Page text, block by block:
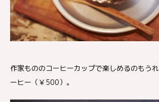
作家もののコーヒーカップで楽しめるのもう
ーヒー（￥500）。